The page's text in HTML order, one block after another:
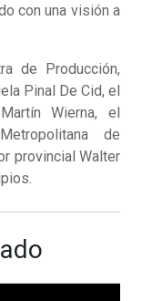
con una visión a
de Producción,
Pinal De Cid, el
Wierna, el
de
provincial Walter